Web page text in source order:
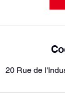
20 Rue de